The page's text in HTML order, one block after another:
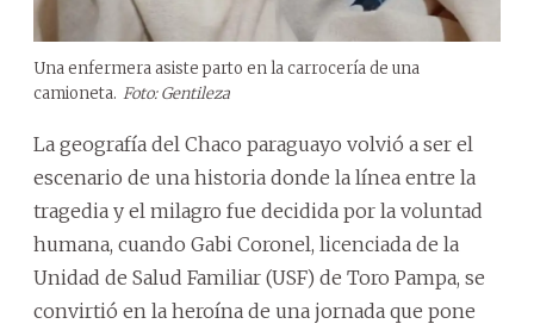
Una enfermera asiste parto en la carrocería de una
camioneta. Foto: Gentileza
La geografía del Chaco paraguayo volvió a ser el
escenario de una historia donde la línea entre la
tragedia y el milagro fue decidida por la voluntad
humana, cuando Gabi Coronel, licenciada de la
Unidad de Salud Familiar (USF) de Toro Pampa, se
convirtió en la heroína de una jornada que pone